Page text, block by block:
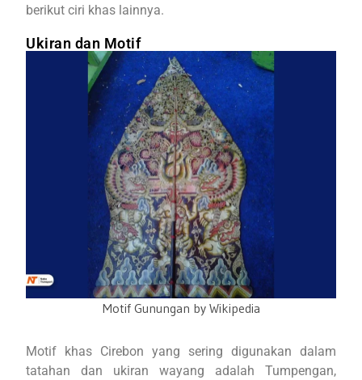
berikut ciri khas lainnya.
Ukiran dan Motif
Motif Gunungan by Wikipedia
Motif khas Cirebon yang sering digunakan dalam
tatahan dan ukiran wayang adalah Tumpengan,